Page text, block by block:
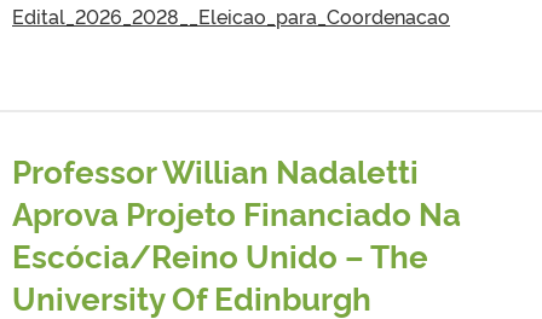
Edital_2026_2028__Eleicao_para_Coordenacao
Professor Willian Nadaletti
Aprova Projeto Financiado Na
Escócia/Reino Unido – The
University Of Edinburgh